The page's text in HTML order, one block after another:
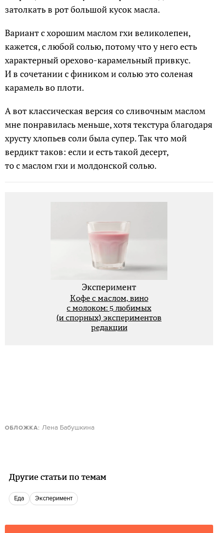
затолкать в рот большой кусок масла.
Вариант с хорошим маслом гхи великолепен,
кажется, с любой солью, потому что у него есть
характерный орехово-карамельный привкус.
И в сочетании с фиником и солью это соленая
карамель во плоти.
А вот классическая версия со сливочным маслом
мне понравилась меньше, хотя текстура благодаря
хрусту хлопьев соли была супер. Так что мой
вердикт таков: если и есть такой десерт,
то с маслом гхи и молдонской солью.
Эксперимент
Кофе с маслом, вино
с молоком: 5 любимых
(и спорных) экспериментов
редакции
ОБЛОЖКА: Лена Бабушкина
Другие статьи по темам
еда эксперимент